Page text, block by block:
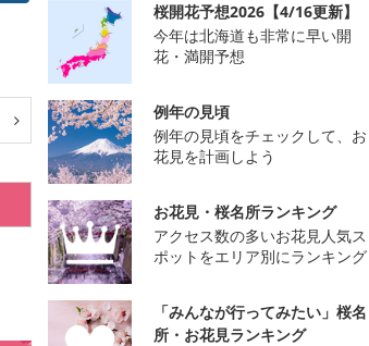
桜開花予想2026【4/16更新】
今年は北海道も非常に早い開
花・満開予想
例年の見頃
例年の見頃をチェックして、お
花見を計画しよう
お花見・桜名所ランキング
アクセス数の多いお花見人気ス
ポットをエリア別にランキング
「みんなが行ってみたい」桜名
所・お花見ランキング